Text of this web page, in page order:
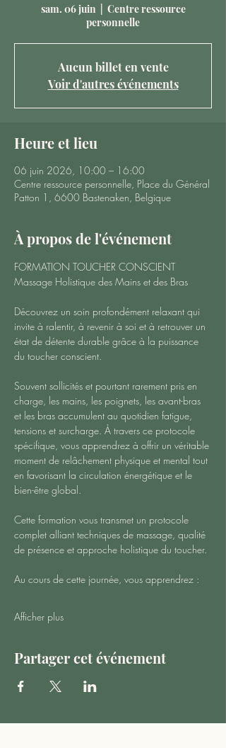
sam. 06 juin
Centre ressource
personnelle
Aucun billet en vente
Voir d'autres événements
Heure et lieu
06 juin 2026, 10:00 – 16:00
Centre ressource personnelle, Place du Général
Patton 1, 6600 Bastenaken, Belgique
À propos de l'événement
FORMATION TOUCHER CONSCIENT
Massage Holistique des Mains et des Bras
Découvrez un soin profondément relaxant qui
invite à ralentir, à revenir à soi et à retrouver un
état de détente durable grâce à la puissance
du toucher conscient.
Souvent sollicités et pourtant rarement pris en
charge, les mains, les poignets, les avant-bras
et les bras accumulent au quotidien fatigue,
tensions et surcharge. À travers ce protocole
spécifique, vous apprendrez à offrir un véritable
moment de relâchement physique et mental tout
en favorisant la circulation énergétique et le
bien-être global.
Cette formation vous transmet un protocole
complet alliant techniques de massage, qualité
de présence et approche holistique du toucher.
Au cours de cette journée, vous apprendrez :
Afficher plus
Partager cet événement